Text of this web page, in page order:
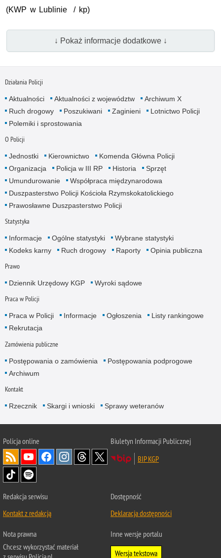
(KWP w Lublinie / kp)
↓ Pokaż informacje dodatkowe ↓
Działania Policji
Aktualności Aktualności z województw
Archiwum X
Ruch drogowy
Poszukiwani Zaginieni
Lotnictwo Policji
Polemiki i sprostowania
O Policji
Jednostki Kierownictwo
Komenda Główna Policji
Organizacja
Policja w III RP Historia
Sprzęt
Umundurowanie
Współpraca międzynarodowa
Duszpasterstwo Policji Kościoła Rzymskokatolickiego
Prawosławne Duszpasterstwo Policji
Statystyka
Informacje Ogólne statystyki
Wybrane statystyki
Kodeks karny
Ruch drogowy Raporty Opinia publiczna
Prawo
Dziennik Urzędowy KGP Wyroki sądowe
Praca w Policji
Praca w Policji Informacje Ogłoszenia
Listy rankingowe
Rekrutacja
Zamówienia publiczne
Postępowania o zamówienia
Postępowania podprogowe
Archiwum
Kontakt
Rzecznik Skargi i wnioski Sprawy weteranów
Policjaonline
Biuletyn Informacji Publicznej
BIP KGP
Redakcja serwisu
Kontakt z redakcją
Dostępność
Deklaracja dostępności
Nota prawna
Chcesz wykorzystać materiał
Inne wersje portalu
Wersja tekstowa